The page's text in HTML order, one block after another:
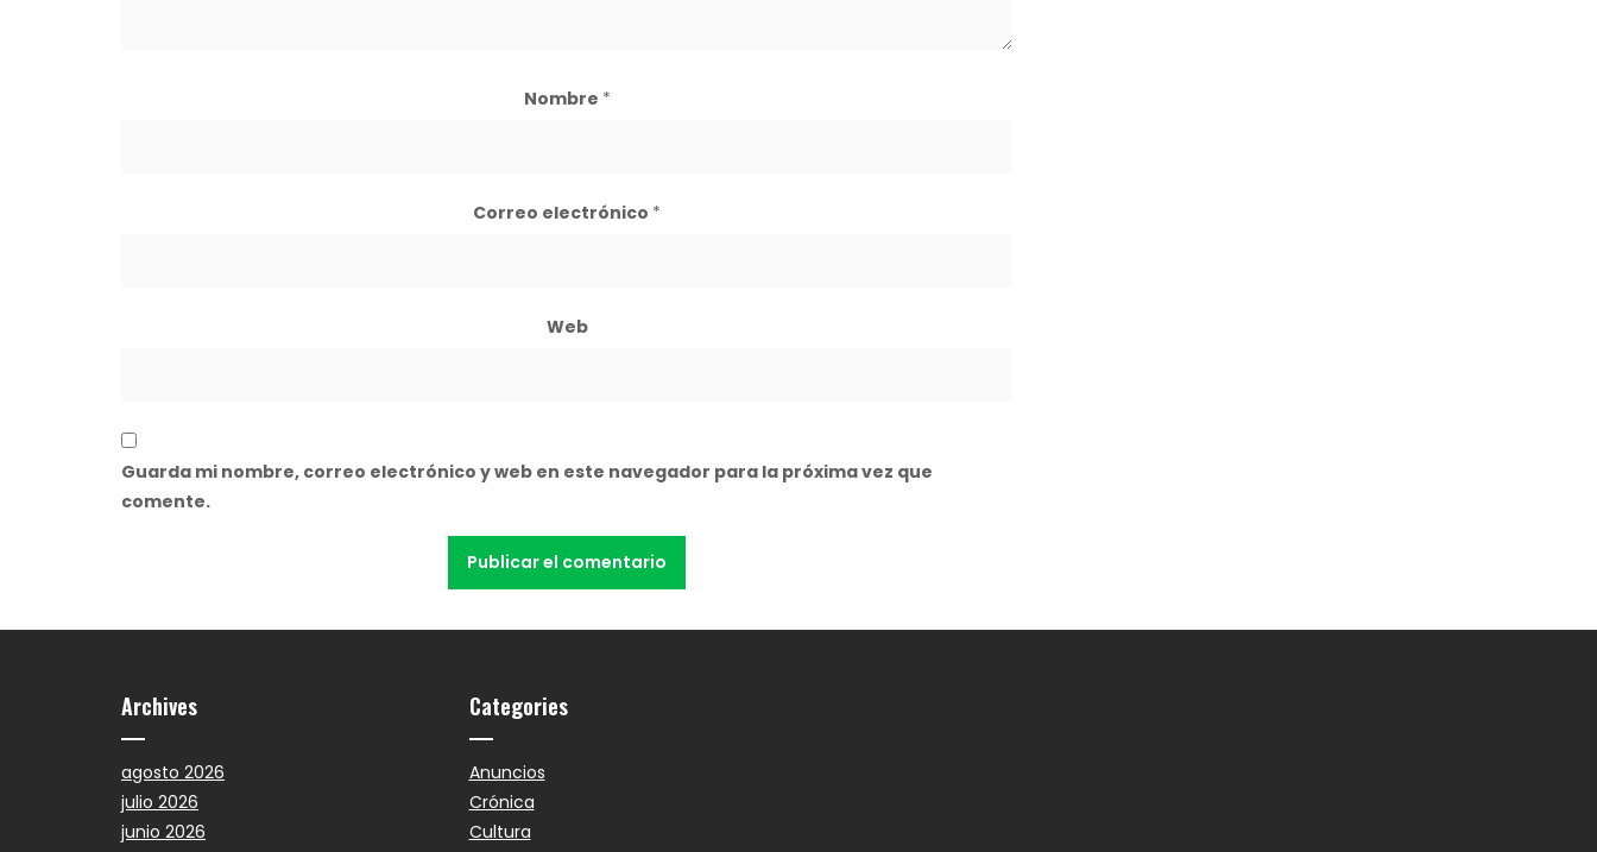
Nombre *
Correo electrónico *
Web
Guarda mi nombre, correo electrónico y web en este navegador para la próxima vez que
comente.
Archives
agosto 2026
julio 2026
junio 2026
Categories
Anuncios
Crónica
Cultura